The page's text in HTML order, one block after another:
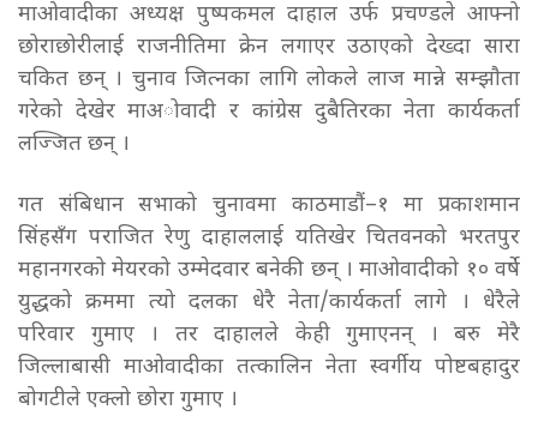
माओवादीका अध्यक्ष पुष्पकमल दाहाल उर्फ प्रचण्डले आफ्नो
छोराछोरीलाई राजनीतिमा क्रेन लगाएर उठाएको देख्दा सारा
चकित छन् । चुनाव जित्नका लागि लोकले लाज मान्ने सम्झाैता
गरेको देखेर माअोवादी र कांग्रेस दुबैतिरका नेता कार्यकर्ता
लज्जित छन् ।
गत संबिधान सभाको चुनावमा काठमाडौं–१ मा प्रकाशमान
सिंहसँग पराजित रेणु दाहाललाई यतिखेर चितवनको भरतपुर
महानगरको मेयरको उम्मेदवार बनेकी छन् । माओवादीको १० वर्षे
युद्धको क्रममा त्यो दलका धेरै नेता/कार्यकर्ता लागे । धेरैले
परिवार गुमाए । तर दाहालले केही गुमाएनन् । बरु मेरै
जिल्लाबासी माओवादीका तत्कालिन नेता स्वर्गीय पोष्टबहादुर
बोगटीले एक्लो छोरा गुमाए ।